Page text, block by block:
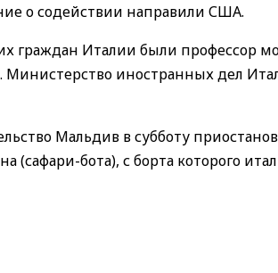
о содействии направили США.
граждан Италии были профессор
Министерство иностранных дел
Мальдив в субботу
(сафари-бота), с борта которого